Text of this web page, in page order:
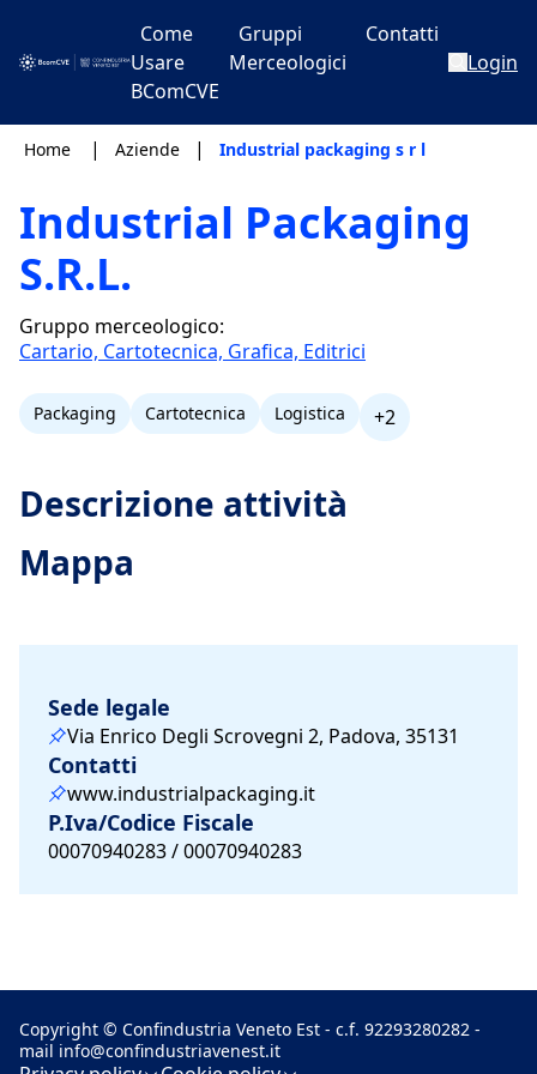
Come
Usare
BComCVE
Gruppi
Merceologici
Contatti
Login
Home | Aziende | Industrial packaging s r l
Industrial Packaging
S.R.L.
Gruppo merceologico:
Cartario, Cartotecnica, Grafica, Editrici
Packaging Cartotecnica Logistica +2
Descrizione attività
Mappa
Sede legale
Via Enrico Degli Scrovegni 2, Padova, 35131
Contatti
www.industrialpackaging.it
P.Iva/Codice Fiscale
00070940283 / 00070940283
Copyright © Confindustria Veneto Est - c.f. 92293280282 -
mail info@confindustriavenest.it